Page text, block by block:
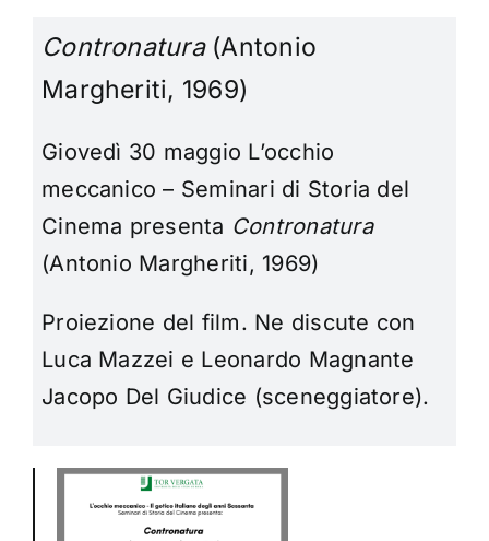
Contronatura(Antonio
Margheriti, 1969)
Giovedì 30 maggio L’occhio
meccanico – Seminari di Storia del
Cinema presenta Contronatura
(Antonio Margheriti, 1969)
Proiezione del film. Ne discute con
Luca Mazzei e Leonardo Magnante
Jacopo Del Giudice (sceneggiatore).